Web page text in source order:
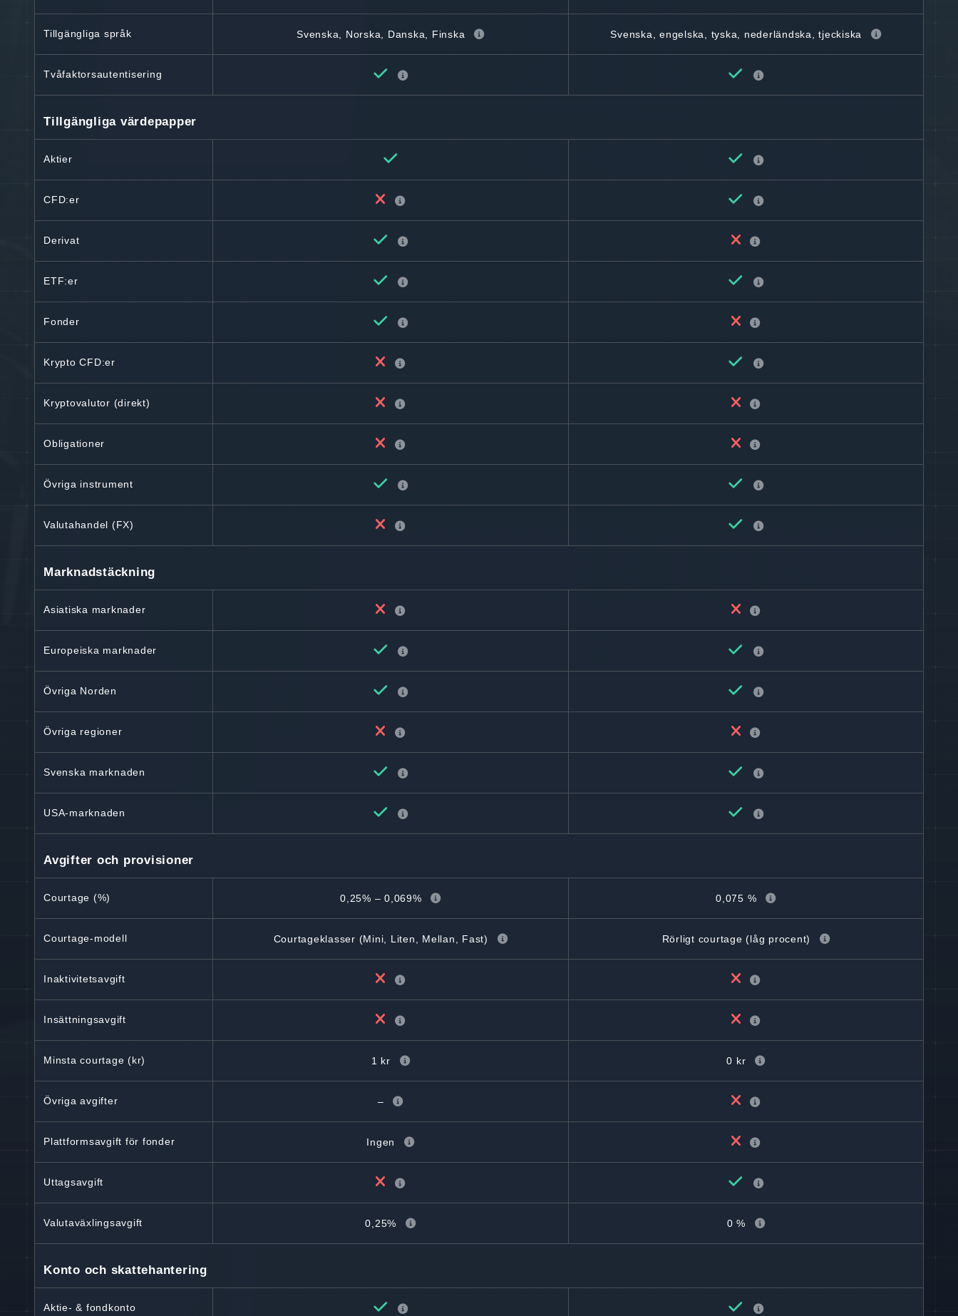
Tillgängliga språk Svenska, Norska, Danska, Finska Svenska, engelska, tyska, nederländska, tjeckiska
Tvåfaktorsautentisering
Tillgängliga värdepapper
Aktier
CFD:er
Derivat
ETF:er
Fonder
Krypto CFD:er
Kryptovalutor (direkt)
Obligationer
Övriga instrument
Valutahandel (FX)
Marknadstäckning
Asiatiska marknader
Europeiska marknader
Övriga Norden
Övriga regioner
Svenska marknaden
USA-marknaden
Avgifter och provisioner
Courtage (%) 0,25% – 0,069% 0,075 %
Courtage-modell Courtageklasser (Mini, Liten, Mellan, Fast) Rörligt courtage (låg procent)
Inaktivitetsavgift
Insättningsavgift
Minsta courtage (kr) 1 kr 0 kr
Övriga avgifter –
Plattformsavgift för fonder Ingen
Uttagsavgift
Valutaväxlingsavgift 0,25% 0 %
Konto och skattehantering
Aktie- & fondkonto